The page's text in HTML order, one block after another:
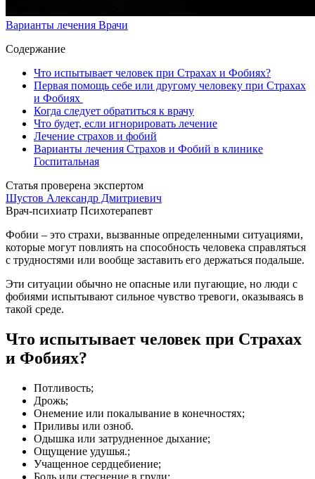
Варианты лечения Врачи
Содержание
Что испытывает человек при Страхах и Фобиях?
Первая помощь себе или другому человеку при Страхах
и Фобиях
Когда следует обратиться к врачу
Что будет, если игнорировать лечение
Лечение страхов и фобий
Варианты лечения Страхов и Фобий в клинике
Госпитальная
Статья проверена экспертом
Шустов Александр Дмитриевич
Врач-психиатр Психотерапевт
Фобии – это страхи, вызванные определенными ситуациями,
которые могут повлиять на способность человека справляться
с трудностями или вообще заставить его держаться подальше.
Эти ситуации обычно не опасные или пугающие, но люди с
фобиями испытывают сильное чувство тревоги, оказываясь в
такой среде.
Что испытывает человек при Страхах
и Фобиях?
Потливость;
Дрожь;
Онемение или покалывание в конечностях;
Приливы или озноб.
Одышка или затрудненное дыхание;
Ощущение удушья.;
Учащенное сердцебиение;
Боль или стеснение в груди;